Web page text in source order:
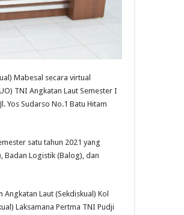
Mabesal secara virtual
TNI Angkatan Laut Semester I
Yos Sudarso No.1 Batu Hitam
satu tahun 2021 yang
Badan Logistik (Balog), dan
Laut (Sekdiskual) Kol
Laksamana Pertma TNI Pudji